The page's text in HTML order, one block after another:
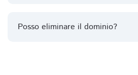
Posso eliminare il dominio?